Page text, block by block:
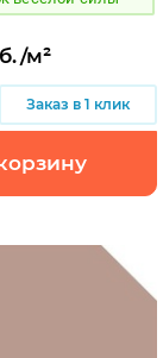
м²
Заказ в 1 клик